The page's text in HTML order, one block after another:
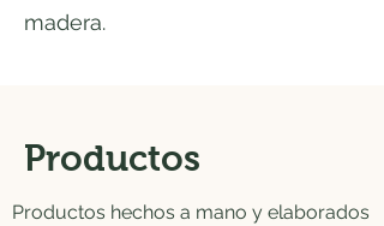
madera.
Productos
Productos hechos a mano y elaborados